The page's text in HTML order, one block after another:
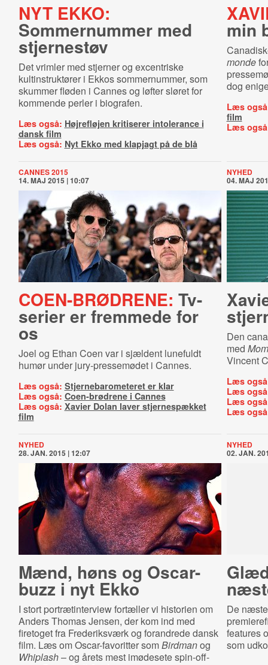
NYT EKKO:
Sommernummer med
stjernestøv
Det vrimler med stjerner og excentriske
kultinstruktører i Ekkos sommernummer, som
skummer fløden i Cannes og løfter sløret for
kommende perler i biografen.
Læs også: Højrefløjen kritiserer intolerance i
dansk film
Læs også: Nyt Ekko med klapjagt på de blå
min
monde
dog
Læs
film
Læs
CANNES 2015
14. MAJ 2015 | 10:07
COEN-BRØDRENE: Tv-
serier er fremmede for
os
Joel og Ethan Coen var i sjældent lunefuldt
humør under jury-pressemødet i Cannes.
Læs også: Stjernebarometeret er klar
Læs også: Coen-brødrene i Cannes
Læs også: Xavier Dolan laver stjernespækket
film
NYHED
04. MAJ
Den
med
Vincent
Læs
Læs
Læs
Læs
NYHED
28. JAN. 2015 | 12:07
Mænd, høns og Oscar-
buzz i nyt Ekko
I stort portrætinterview fortæller vi historien om
Anders Thomas Jensen, der kom ind med
firetoget fra Frederiksværk og forandrede dansk
film. Læs om Oscar-favoritter somBirdmanog
Whiplash– og årets mest imødesete spin-off-
NYHED
02. JAN.
De
features
som